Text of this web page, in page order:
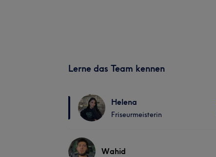
Lerne das Team kennen
Helena
Friseurmeisterin
Wahid